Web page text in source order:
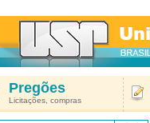
Pregões
Licitações, compras